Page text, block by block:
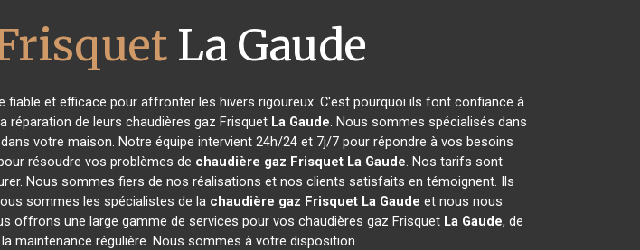
La Gaude
et efficace pour affronter les hivers rigoureux. C'est pourquoi ils font confiance à
réparation de leurs chaudières gaz Frisquet La Gaude. Nous sommes spécialisés dans
votre maison. Notre équipe intervient 24h/24 et 7j/7 pour répondre à vos besoins
résoudre vos problèmes de chaudière gaz Frisquet La Gaude. Nos tarifs sont
Nous sommes fiers de nos réalisations et nos clients satisfaits en témoignent. Ils
sommes les spécialistes de la chaudière gaz Frisquet La Gaude et nous nous
une large gamme de services pour vos chaudières gaz Frisquet La Gaude, de
maintenance régulière. Nous sommes à votre disposition